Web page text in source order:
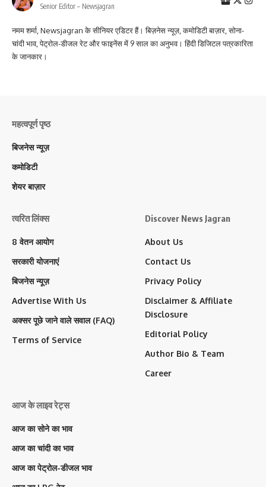
Senior Editor – Newsjagran
नमम शर्मा, Newsjagran के सीनियर एडिटर हैं। बिज़नेस न्यूज़, कमोडिटी बाज़ार, सोना-
चांदी भाव, पेट्रोल-डीजल रेट और फाइनेंस में 9 साल का अनुभव। हिंदी डिजिटल पत्रकारिता
के जानकार।
महत्वपूर्ण पृष्ठ
बिजनेस न्यूज़
कमोडिटी
शेयर बाज़ार
त्वरित लिंक्स
8 वेतन आयोग
सरकारी योजनाएं
बिजनेस न्यूज़
Advertise With Us
अक्सर पूछे जाने वाले सवाल (FAQ)
Terms of Service
Discover News Jagran
About Us
Contact Us
Privacy Policy
Disclaimer & Affiliate
Disclosure
Editorial Policy
Author Bio & Team
Career
आज के लाइव रेट्स
आज का सोने का भाव
आज का चांदी का भाव
आज का पेट्रोल-डीजल भाव